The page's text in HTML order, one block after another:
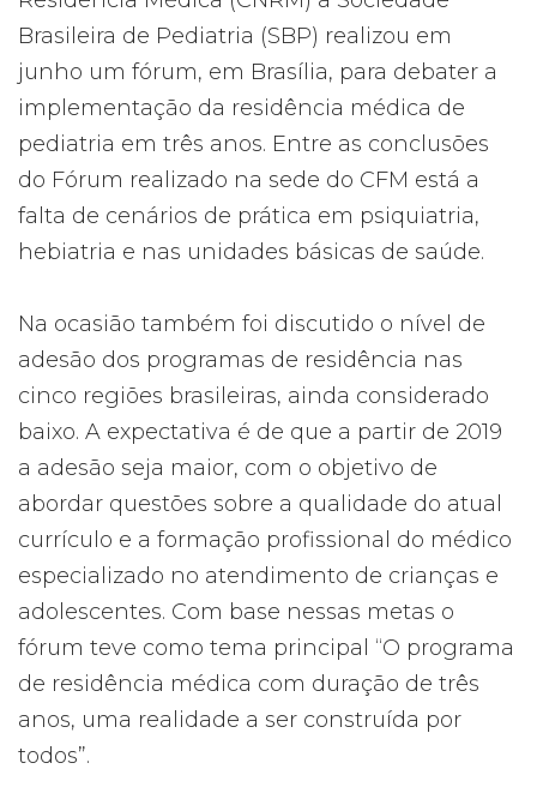
Brasileira de Pediatria (SBP) realizou em
junho um fórum, em Brasília, para debater a
implementação da residência médica de
pediatria em três anos. Entre as conclusões
do Fórum realizado na sede do CFM está a
falta de cenários de prática em psiquiatria,
hebiatria e nas unidades básicas de saúde.
Na ocasião também foi discutido o nível de
adesão dos programas de residência nas
cinco regiões brasileiras, ainda considerado
baixo. A expectativa é de que a partir de 2019
a adesão seja maior, com o objetivo de
abordar questões sobre a qualidade do atual
currículo e a formação profissional do médico
especializado no atendimento de crianças e
adolescentes. Com base nessas metas o
fórum teve como tema principal “O programa
de residência médica com duração de três
anos, uma realidade a ser construída por
todos”.